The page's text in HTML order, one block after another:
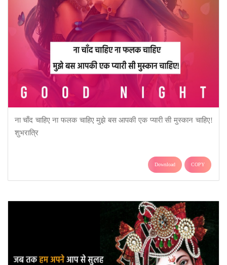
ना चाँद चाहिए ना फलक चाहिए मुझे बस आपकी एक प्यारी सी मुस्कान चाहिए!
शुभरात्रि
Download COPY